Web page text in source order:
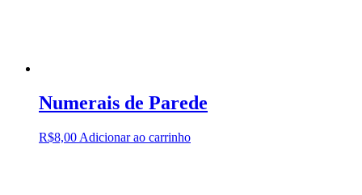
Numerais de Parede
R$8,00 Adicionar ao carrinho